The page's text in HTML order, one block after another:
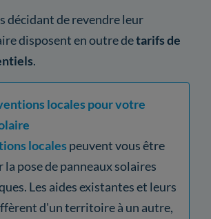
décidant de revendre leur
disposent en outre detarifs de
.
locales pour votre
locales peuvent vous être
la pose de panneaux solaires
Les aides existantes et leurs
d'un territoire à un autre,